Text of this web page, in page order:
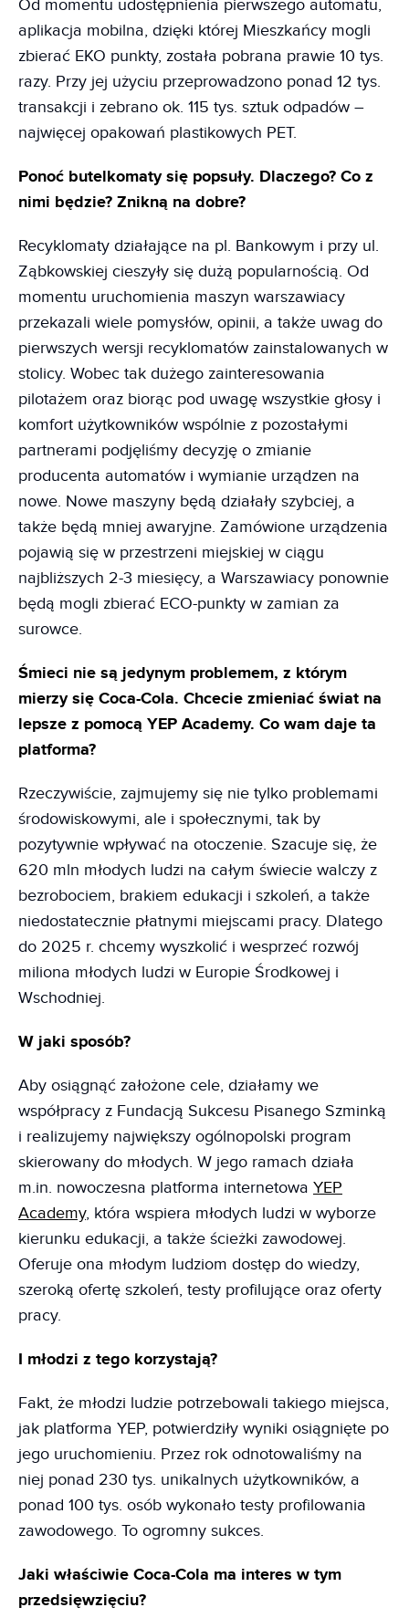
Od momentu udostępnienia pierwszego automatu,
aplikacja mobilna, dzięki której Mieszkańcy mogli
zbierać EKO punkty, została pobrana prawie 10 tys.
razy. Przy jej użyciu przeprowadzono ponad 12 tys.
transakcji i zebrano ok. 115 tys. sztuk odpadów –
najwięcej opakowań plastikowych PET.
Ponoć butelkomaty się popsuły. Dlaczego? Co z
nimi będzie? Znikną na dobre?
Recyklomaty działające na pl. Bankowym i przy ul.
Ząbkowskiej cieszyły się dużą popularnością. Od
momentu uruchomienia maszyn warszawiacy
przekazali wiele pomysłów, opinii, a także uwag do
pierwszych wersji recyklomatów zainstalowanych w
stolicy. Wobec tak dużego zainteresowania
pilotażem oraz biorąc pod uwagę wszystkie głosy i
komfort użytkowników wspólnie z pozostałymi
partnerami podjęliśmy decyzję o zmianie
producenta automatów i wymianie urządzen na
nowe. Nowe maszyny będą działały szybciej, a
także będą mniej awaryjne. Zamówione urządzenia
pojawią się w przestrzeni miejskiej w ciągu
najbliższych 2-3 miesięcy, a Warszawiacy ponownie
będą mogli zbierać ECO-punkty w zamian za
surowce.
Śmieci nie są jedynym problemem, z którym
mierzy się Coca-Cola. Chcecie zmieniać świat na
lepsze z pomocą YEP Academy. Co wam daje ta
platforma?
Rzeczywiście, zajmujemy się nie tylko problemami
środowiskowymi, ale i społecznymi, tak by
pozytywnie wpływać na otoczenie. Szacuje się, że
620 mln młodych ludzi na całym świecie walczy z
bezrobociem, brakiem edukacji i szkoleń, a także
niedostatecznie płatnymi miejscami pracy. Dlatego
do 2025 r. chcemy wyszkolić i wesprzeć rozwój
miliona młodych ludzi w Europie Środkowej i
Wschodniej.
W jaki sposób?
Aby osiągnąć założone cele, działamy we
współpracy z Fundacją Sukcesu Pisanego Szminką
i realizujemy największy ogólnopolski program
skierowany do młodych. W jego ramach działa
m.in. nowoczesna platforma internetowa YEP
Academy, która wspiera młodych ludzi w wyborze
kierunku edukacji, a także ścieżki zawodowej.
Oferuje ona młodym ludziom dostęp do wiedzy,
szeroką ofertę szkoleń, testy profilujące oraz oferty
pracy.
I młodzi z tego korzystają?
Fakt, że młodzi ludzie potrzebowali takiego miejsca,
jak platforma YEP, potwierdziły wyniki osiągnięte po
jego uruchomieniu. Przez rok odnotowaliśmy na
niej ponad 230 tys. unikalnych użytkowników, a
ponad 100 tys. osób wykonało testy profilowania
zawodowego. To ogromny sukces.
Jaki właściwie Coca-Cola ma interes w tym
przedsięwzięciu?